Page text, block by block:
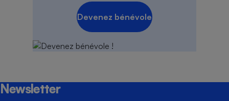
Devenez bénévole
Newsletter